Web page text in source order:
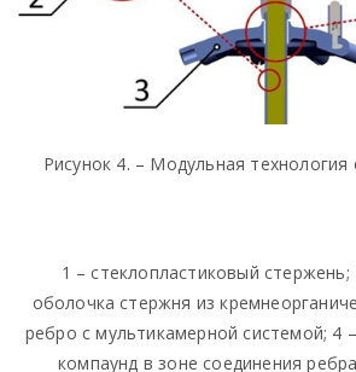
Рисунок 4. – Модульная
1 – стеклопластиковый
оболочка стержня из
ребро с мультикамерной системой; 4
компаунд в зоне соединения